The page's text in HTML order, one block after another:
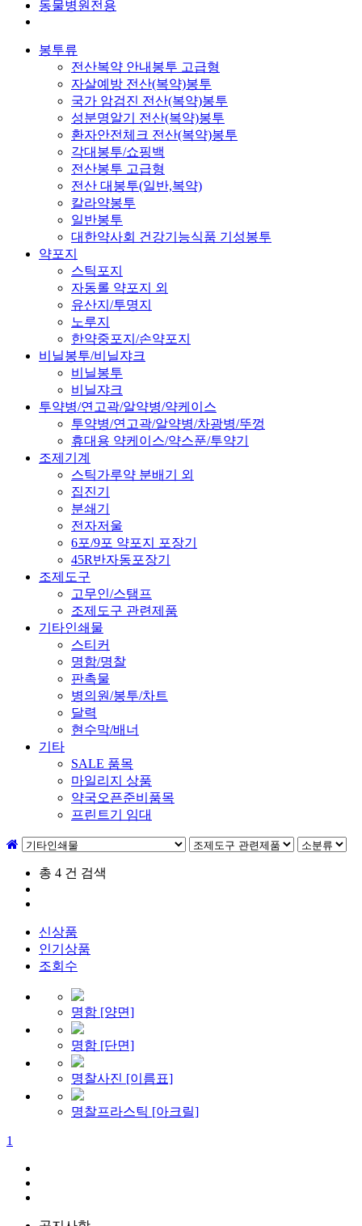
동물병원전용
봉투류
전산복약 안내봉투 고급형
자살예방 전산(복약)봉투
국가 암검진 전산(복약)봉투
성분명알기 전산(복약)봉투
환자안전체크 전산(복약)봉투
각대봉투/쇼핑백
전산봉투 고급형
전산 대봉투(일반,복약)
칼라약봉투
일반봉투
대한약사회 건강기능식품 기성봉투
약포지
스틱포지
자동롤 약포지 외
유산지/투명지
노루지
한약중포지/손약포지
비닐봉투/비닐쟈크
비닐봉투
비닐쟈크
투약병/연고곽/알약병/약케이스
투약병/연고곽/알약병/차광병/뚜껑
휴대용 약케이스/약스푼/투약기
조제기계
스틱가루약 분배기 외
집진기
분쇄기
전자저울
6포/9포 약포지 포장기
45R반자동포장기
조제도구
고무인/스탬프
조제도구 관련제품
기타인쇄물
스티커
명함/명찰
판촉물
병의원/봉투/차트
달력
현수막/배너
기타
SALE 품목
마일리지 상품
약국오픈준비품목
프린트기 임대
총 4 건 검색
신상품
인기상품
조회수
명함 [양면]
명함 [단면]
명찰사진 [이름표]
명찰프라스틱 [아크릴]
1